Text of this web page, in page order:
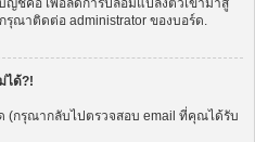
ญชีคือ เพื่อลดการปลอมแปลงตัวเข้ามาสู่
ณาติดต่อ administrator ของบอร์ด.
ได้?!
(กรุณากลับไปตรวจสอบ email ที่คุณได้รับ